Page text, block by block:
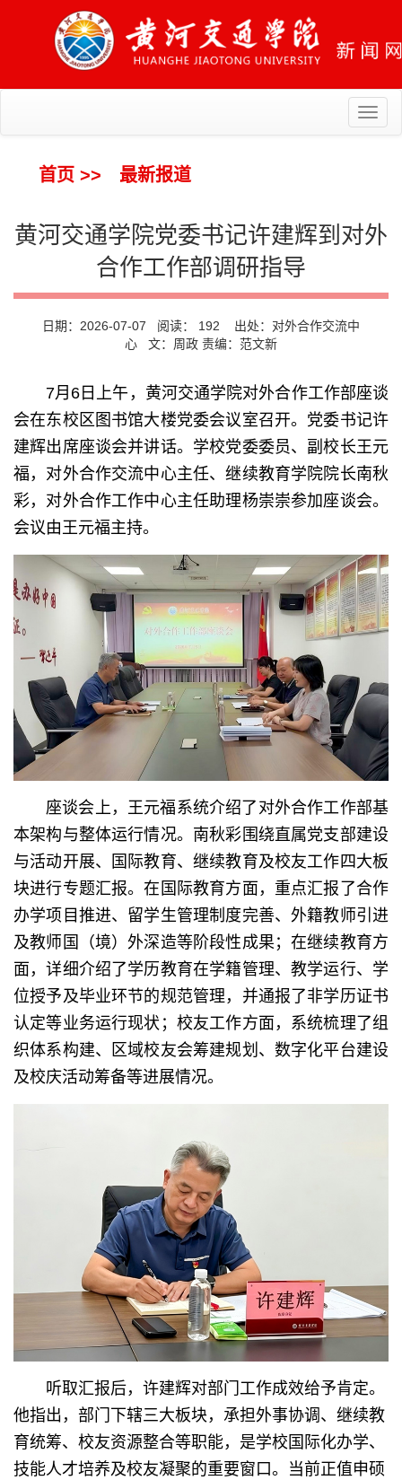
首页 >> 最新报道
黄河交通学院党委书记许建辉到对外
合作工作部调研指导
日期：2026-07-07 阅读： 192 出处：对外合作交流中
心 文：周政 责编：范文新
7月6日上午，黄河交通学院对外合作工作部座谈
会在东校区图书馆大楼党委会议室召开。党委书记许
建辉出席座谈会并讲话。学校党委委员、副校长王元
福，对外合作交流中心主任、继续教育学院院长南秋
彩，对外合作工作中心主任助理杨崇崇参加座谈会。
会议由王元福主持。
座谈会上，王元福系统介绍了对外合作工作部基
本架构与整体运行情况。南秋彩围绕直属党支部建设
与活动开展、国际教育、继续教育及校友工作四大板
块进行专题汇报。在国际教育方面，重点汇报了合作
办学项目推进、留学生管理制度完善、外籍教师引进
及教师国（境）外深造等阶段性成果；在继续教育方
面，详细介绍了学历教育在学籍管理、教学运行、学
位授予及毕业环节的规范管理，并通报了非学历证书
认定等业务运行现状；校友工作方面，系统梳理了组
织体系构建、区域校友会筹建规划、数字化平台建设
及校庆活动筹备等进展情况。
听取汇报后，许建辉对部门工作成效给予肯定。
他指出，部门下辖三大板块，承担外事协调、继续教
育统筹、校友资源整合等职能，是学校国际化办学、
技能人才培养及校友凝聚的重要窗口。当前正值申硕